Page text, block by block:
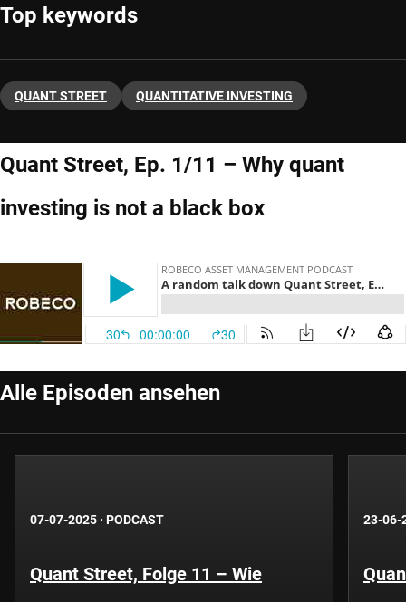
Top keywords
QUANT STREET QUANTITATIVE INVESTING
Quant Street, Ep. 1/11 – Why quant
investing is not a black box
Alle Episoden ansehen
07-07-2025 · PODCAST
Quant Street, Folge 11 – Wie
23-06-